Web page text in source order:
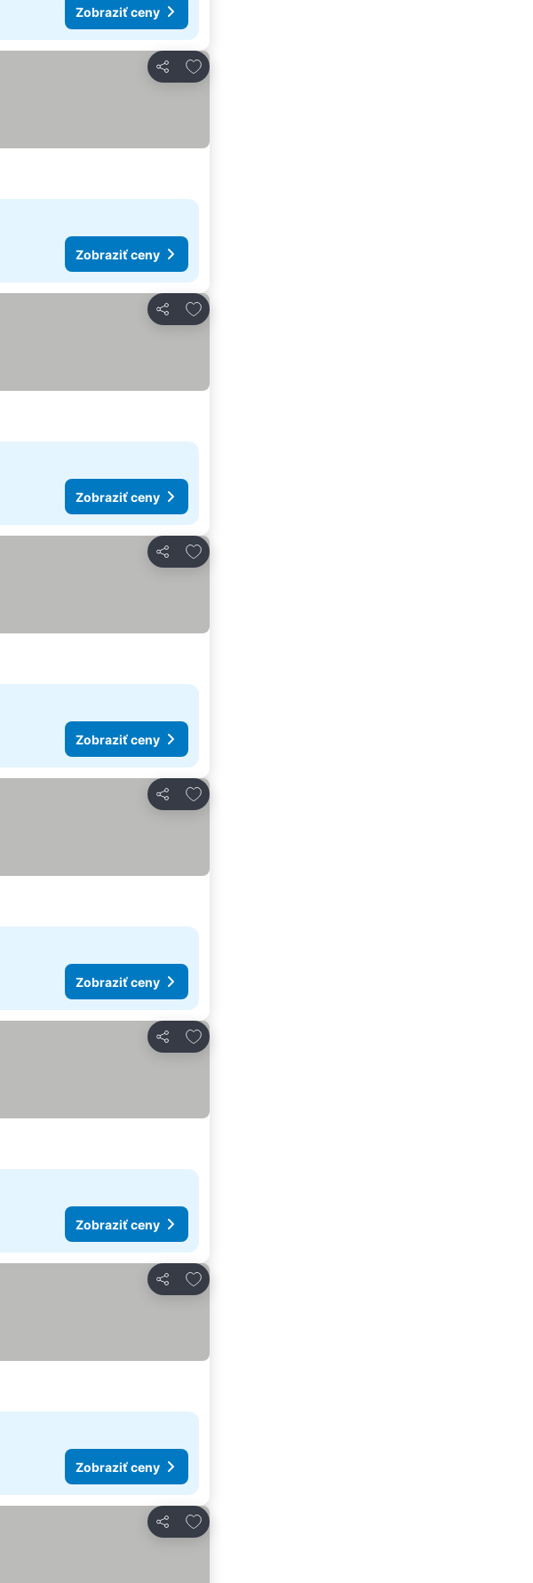
Zobraziť ceny
Zdieľať
Pridať do obľúbených
Zobraziť ceny
Zdieľať
Pridať do obľúbených
Zobraziť ceny
Zdieľať
Pridať do obľúbených
Zobraziť ceny
Zdieľať
Pridať do obľúbených
Zobraziť ceny
Zdieľať
Pridať do obľúbených
Zobraziť ceny
Zdieľať
Pridať do obľúbených
Zobraziť ceny
Zdieľať
Pridať do obľúbených